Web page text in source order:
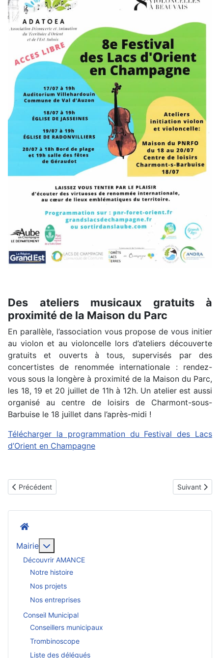
Des ateliers musicaux gratuits à
proximité de la Maison du Parc
En parallèle, l’association vous propose de vous initier
au violon et au violoncelle lors d’ateliers découverte
gratuits et ouverts à tous, supervisés par des
concertistes de renommée internationale : rendez-
vous sous la longère à proximité de la Maison du Parc,
les 18, 19 et 20 juillet de 11h à 12h. Un atelier est aussi
organisé au centre de loisirs de Charmont-sous-
Barbuise le 18 juillet dans l’après-midi !
Télécharger la programmation du Festival des Lacs
d’Orient en Champagne
Article précédent : Fin d'année scolaire pour nos écoliers
Précédent Article
Suivant
Mairie
Découvrir AMANCE
Notre histoire
Nos projets
Nos entreprises
Conseil Municipal
Conseillers municipaux
Trombinoscope
Liste des délégués